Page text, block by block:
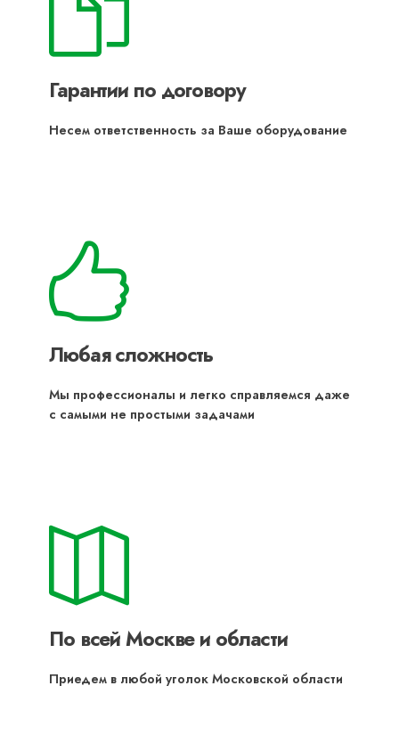
Гарантии по договору
Несем ответственность за Ваше оборудование
Любая сложность
Мы профессионалы и легко справляемся даже
с самыми не простыми задачами
По всей Москве и области
Приедем в любой уголок Московской области